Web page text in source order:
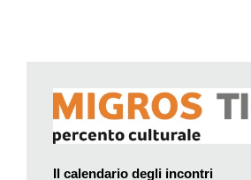
fiori e aiuole di bacche, diversi cumuli di
habitat, un prato magro, ed anche una
con un fienile».
«Il nostro orto esiste ormai da più di
Il calendario degli incontri